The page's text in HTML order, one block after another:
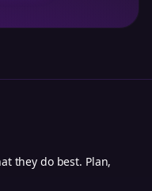
they do best. Plan,